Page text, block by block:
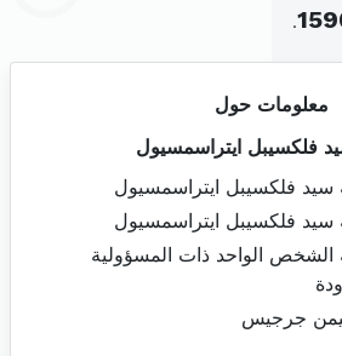
.
معلومات حول
فلكسيبل ايتراسمسيول
فلكسيبل ايتراسمسيول
فلكسيبل ايتراسمسيول
الواحد ذات المسؤولية
جرجيس